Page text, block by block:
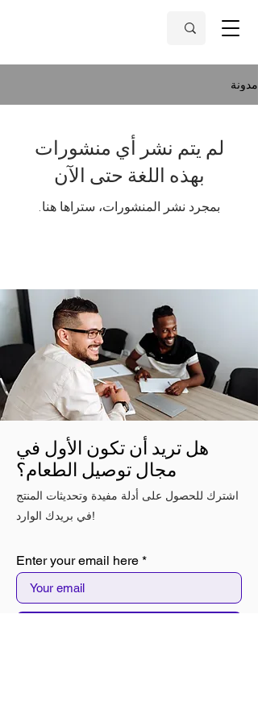
مدونة
لم يتم نشر أي منشورات
بهذه اللغة حتى الآن
بمجرد نشر المنشورات، ستراها هنا.
هل تريد أن تكون الأول في
مجال توصيل الطعام؟
اشترك للحصول على أدلة مفيدة وتحديثات المنتج
في بريدك الوارد!
Enter your email here